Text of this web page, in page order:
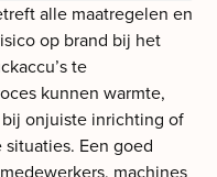
alle maatregelen en
op brand bij het
te
kunnen warmte,
onjuiste inrichting of
Een goed